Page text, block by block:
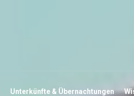
Unterkünfte & Übernachtungen